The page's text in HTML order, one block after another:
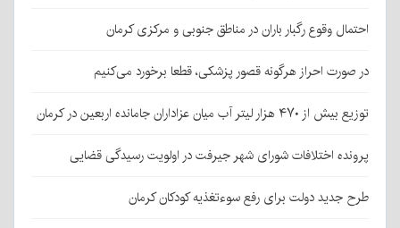
احتمال وقوع رگبار باران در مناطق جنوبی و مرکزی کرمان
در صورت احراز هرگونه قصور پزشکی، قطعا برخورد می‌کنیم
توزیع بیش از ۴۷۰ هزار لیتر آب میان عزاداران جامانده اربعین در کرمان
پرونده اختلافات شورای شهر جیرفت در اولویت رسیدگی قضایی
طرح جدید دولت برای رفع سوءتغذیه کودکان کرمان